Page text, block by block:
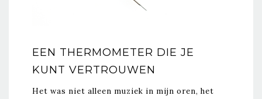
EEN THERMOMETER DIE JE
KUNT VERTROUWEN
Het was niet alleen muziek in mijn oren, het